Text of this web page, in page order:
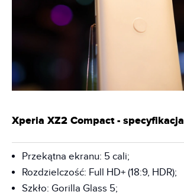
Xperia XZ2 Compact - specyfikacja
Przekątna ekranu: 5 cali;
Rozdzielczość: Full HD+ (18:9, HDR);
Szkło: Gorilla Glass 5;